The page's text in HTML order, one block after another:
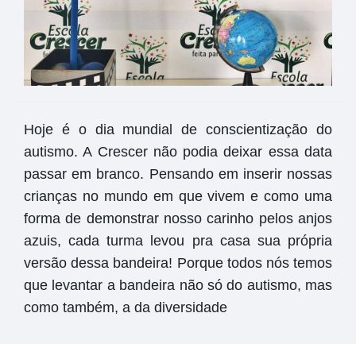
Hoje é o dia mundial de conscientização do
autismo. A Crescer não podia deixar essa data
passar em branco. Pensando em inserir nossas
crianças no mundo em que vivem e como uma
forma de demonstrar nosso carinho pelos anjos
azuis, cada turma levou pra casa sua própria
versão dessa bandeira! Porque todos nós temos
que levantar a bandeira não só do autismo, mas
como também, a da diversidade